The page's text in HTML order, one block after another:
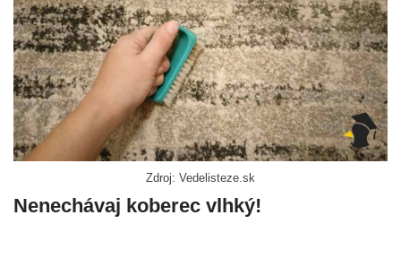
Zdroj: Vedelisteze.sk
Nenechávaj koberec vlhký!